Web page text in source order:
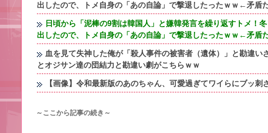
出したので、トメ自身の「あの自論」で撃退したったｗｗ←矛盾
日頃から「泥棒の9割は韓国人」と嫌韓発言を繰り返すトメ！
出したので、トメ自身の「あの自論」で撃退したったｗｗ←矛盾
血を見て失神した俺が「殺人事件の被害者（遺体）」と勘違
とオジサン達の団結力と勘違い劇がこちらｗｗ
【画像】令和最新版のあのちゃん、可愛過ぎてワイらにブッ刺
～ここから記事の続き～